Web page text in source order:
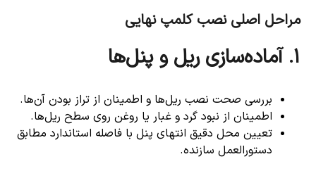
مراحل اصلی نصب کلمپ نهایی
۱. آماده‌سازی ریل و پنل‌ها
بررسی صحت نصب ریل‌ها و اطمینان از تراز بودن آن‌ها.
اطمینان از نبود گرد و غبار یا روغن روی سطح ریل‌ها.
تعیین محل دقیق انتهای پنل با فاصله استاندارد مطابق
دستورالعمل سازنده.